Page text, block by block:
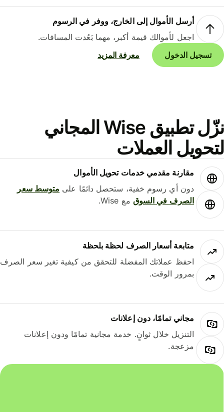
أرسل الأموال إلى الخارج، ووفر في الرسوم
اجعل لأموالك قيمة أكبر، مهما بَعُدت المسافات.
تسجيل الدخول
معرفة المزيد
نزّل تطبيق Wise المجاني
العملات
مقارنة مقدمي خدمات تحويل الأموال
دون أي رسوم خفية، ستحصل دائمًا علىمتوسط ​​سعر
الصرف في السوقمع Wise.
متابعة أسعار الصرف لحظة بلحظة
احفظ عملاتك المفضلة للتحقق من كيفية تغير سعر الصرف
بمرور الوقت.
مجاني تمامًا، دون إعلانات
التنزيل خلال ثوانٍ. خدمة مجانية تمامًا ودون إعلانات
مزعجة.